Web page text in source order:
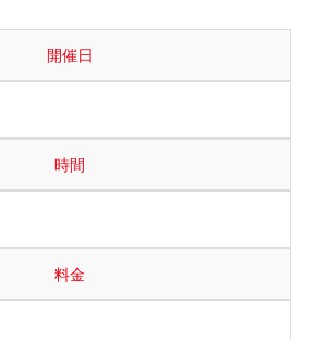
開催日
時間
料金